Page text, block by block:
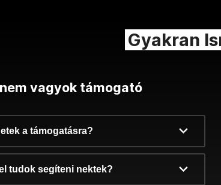
Gyakran
vagyok támogató
a támogatásra?
tudok segíteni nektek?